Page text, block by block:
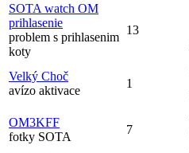
SOTA watch OM
prihlasenie
problem s prihlasenim
koty
13
Velký Choč
avízo aktivace
1
OM3KFF
fotky SOTA
7